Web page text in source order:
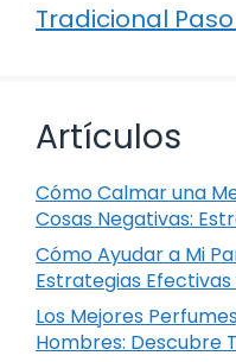
Tradicional
Artículos
Cómo Calmar una
Cosas Negativas:
Cómo Ayudar a Mi
Estrategias
Los Mejores
Hombres: Descubre